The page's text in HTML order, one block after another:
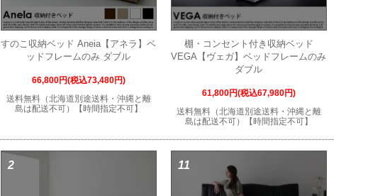
すのこ収納ベッド Aneia【アネラ】ベ
ッドフレームのみ ダブル
66,800円(税込73,480円)
送料無料（北海道別途送料・沖縄と離
島は配送不可）【時間指定不可】
棚・コンセント付き収納ベッド
VEGA【ヴェガ】ベッドフレームのみ
ダブル
61,800円(税込67,980円)
送料無料（北海道別途送料・沖縄と離
島は配送不可）【時間指定不可】
2 11